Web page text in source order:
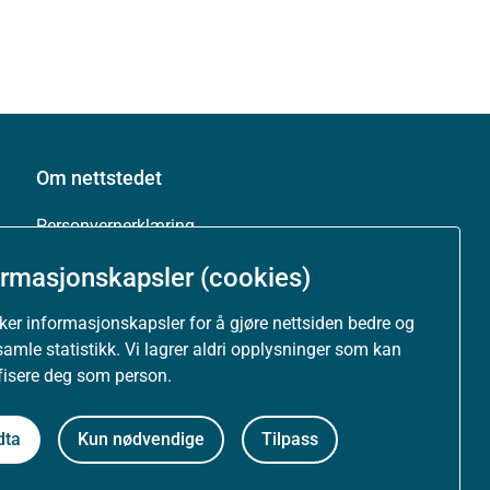
(cookies)
informasjonskapsler for å gjøre nettsiden bedre og
statistikk. Vi lagrer aldri opplysninger som kan
deg som person.
Kun nødvendige Tilpass
Om nettstedet
Personvernerklæring
Tilgjengelighetserklæring (uustatus.no)
Besøksstatistikk og informasjonskapsler
Nyhetsvarsel og abonnement
Åpne data (API)